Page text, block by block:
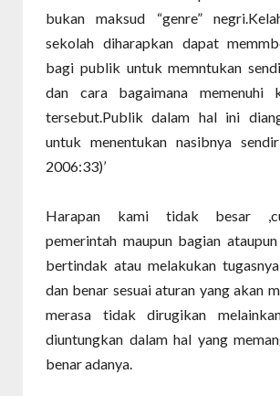
bukan maksud “genre”
sekolah diharapkan dapat
bagi publik untuk memntukan
dan cara bagaimana memenuhi
tersebut.Publik dalam hal ini
untuk menentukan nasibnya
2006:33)’
Harapan kami tidak besar
pemerintah maupun bagian
bertindak atau melakukan
dan benar sesuai aturan yang akan
merasa tidak dirugikan
diuntungkan dalam hal yang
benar adanya.